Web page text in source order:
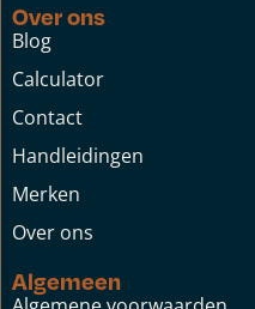
Over ons
Blog
Calculator
Contact
Handleidingen
Merken
Over ons
Algemeen